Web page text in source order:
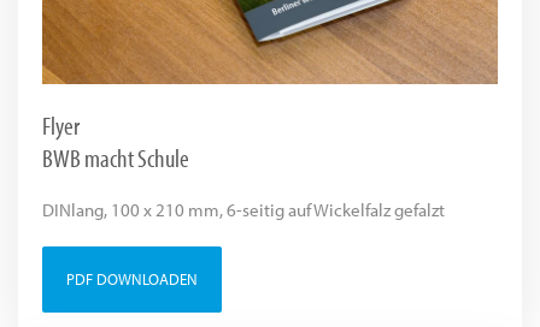
Flyer
BWB macht Schule
DINlang, 100 x 210 mm, 6-seitig auf Wickelfalz gefalzt
PDF DOWNLOADEN